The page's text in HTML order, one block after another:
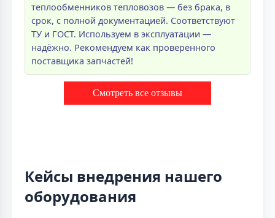
теплообменников тепловозов — без брака, в
срок, с полной документацией. Соответствуют
ТУ и ГОСТ. Используем в эксплуатации —
надёжно. Рекомендуем как проверенного
поставщика запчастей!
Смотреть все отзывы
Кейсы внедрения нашего
оборудования